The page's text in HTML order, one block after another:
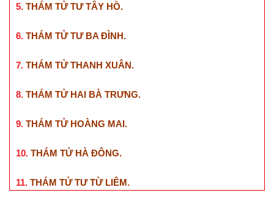
5. THÁM TỬ TƯ TÂY HỒ.
6. THÁM TỬ TƯ BA ĐÌNH.
7. THÁM TỬ THANH XUÂN.
8. THÁM TỬ HAI BÀ TRƯNG.
9. THÁM TỬ HOÀNG MAI.
10. THÁM TỬ HÀ ĐÔNG.
11. THÁM TỬ TƯ TỪ LIÊM.